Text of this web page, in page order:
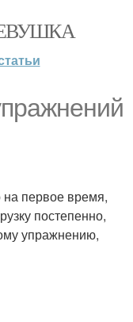
на первое время,
постепенно,
упражнению,